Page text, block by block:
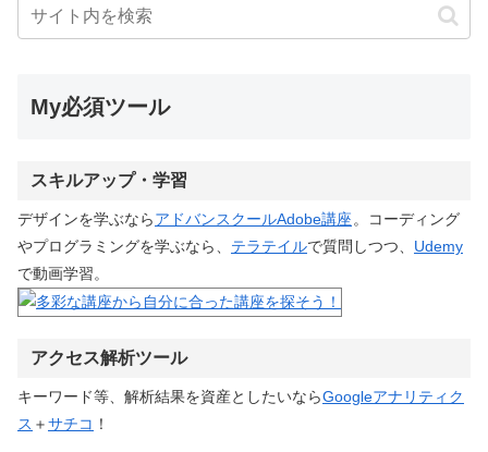
My必須ツール
スキルアップ・学習
デザインを学ぶならアドバンスクールAdobe講座 。コーディング
やプログラミングを学ぶなら、 テラテイルで質問しつつ、 Udemy
で動画学習。
アクセス解析ツール
キーワード等、解析結果を資産としたいならGoogleアナリティク
ス ＋サチコ ！